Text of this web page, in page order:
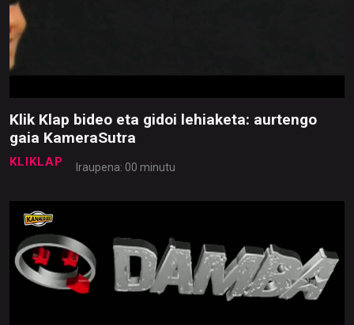
Klik Klap bideo eta gidoi lehiaketa: aurtengo
gaia KameraSutra
KLIKLAP Iraupena: 00 minutu